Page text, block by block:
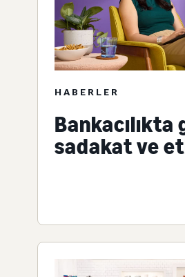
HABERLER
Bankacılıkta
sadakat ve